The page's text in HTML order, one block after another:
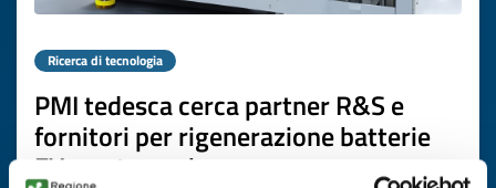
Ricerca di tecnologia
PMI tedesca cerca partner R&S e
fornitori per rigenerazione batterie
EV e automazione